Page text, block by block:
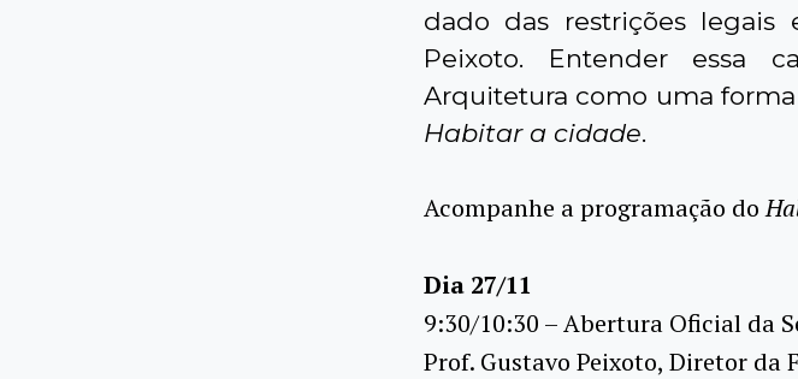
dado das restrições legais
Peixoto. Entender essa
Arquitetura como uma
Habitar a cidade.
Acompanhe a programação do
Dia 27/11
9:30/10:30 – Abertura Oficial da
Prof. Gustavo Peixoto, Diretor da